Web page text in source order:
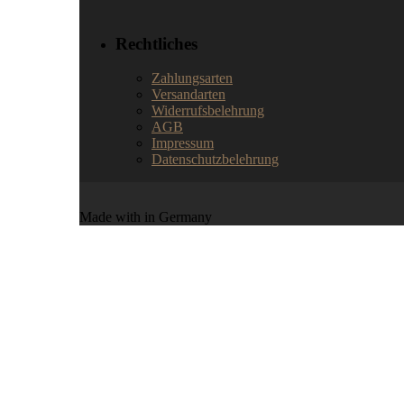
Rechtliches
Zahlungsarten
Versandarten
Widerrufsbelehrung
AGB
Impressum
Datenschutzbelehrung
Made with in Germany